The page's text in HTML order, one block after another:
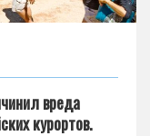
вреда
курортов.